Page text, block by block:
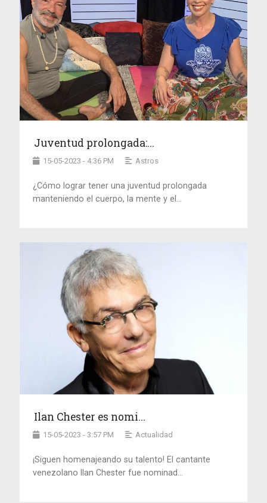
Juventud prolongada:...
15-05-2023 - 4:36 PM Astros
¿Cómo lograr tener una juventud prolongada
manteniendo el cuerpo, la mente y el...
Ilan Chester es nomi...
15-05-2023 - 3:57 PM Actualidad
¡Siguen homenajeando su talento! El cantante
venezolano Ilan Chester fue nominad...